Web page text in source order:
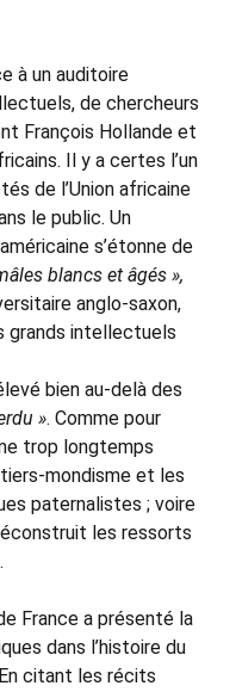
à un auditoire
de chercheurs
François Hollande et
Il y a certes l’un
de l’Union africaine
le public. Un
s’étonne de
blancs et âgés »,
anglo-saxon,
grands intellectuels
bien au-delà des
». Comme pour
trop longtemps
mondisme et les
paternalistes ; voire
les ressorts
France a présenté la
dans l’histoire du
citant les récits